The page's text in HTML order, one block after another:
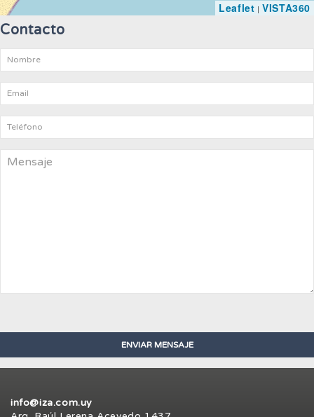
Leaflet |VISTA360
Contacto
info@iza.com.uy